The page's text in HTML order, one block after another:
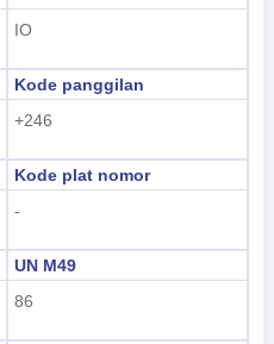
IO
Kode panggilan
+246
Kode plat nomor
-
UN M49
86